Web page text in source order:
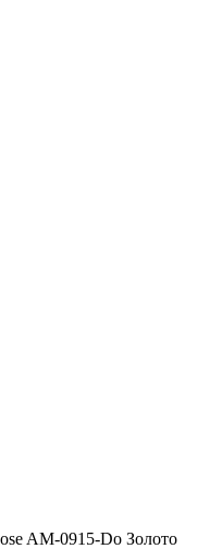
AM-0915-Do Золото